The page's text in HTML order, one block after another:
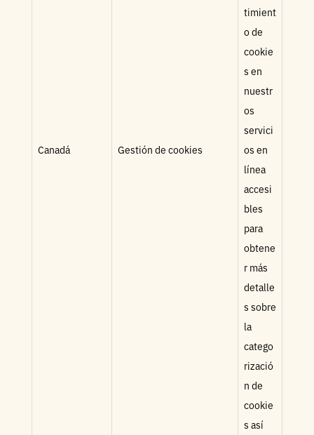
Canadá Gestión de cookies
timient
o de
cookie
s en
nuestr
os
servici
os en
línea
accesi
bles
para
obtene
r más
detalle
s sobre
la
catego
rizació
n de
cookie
s así